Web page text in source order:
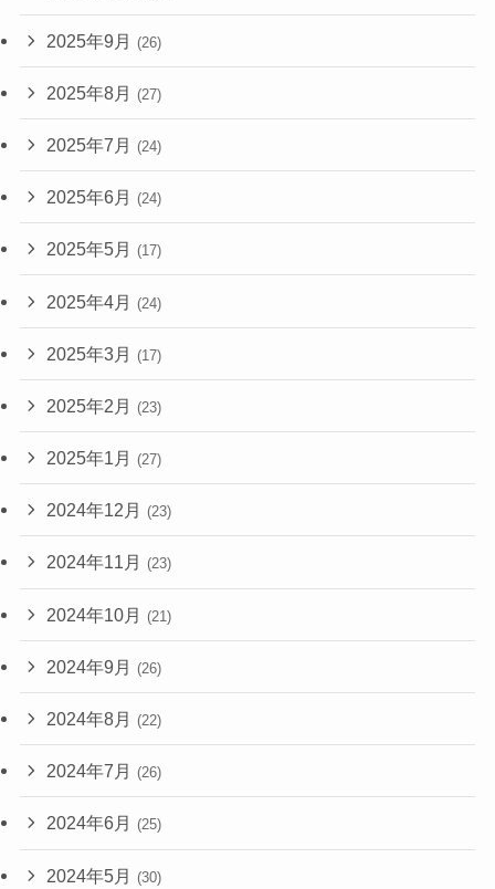
2025年9月 (26)
2025年8月 (27)
2025年7月 (24)
2025年6月 (24)
2025年5月 (17)
2025年4月 (24)
2025年3月 (17)
2025年2月 (23)
2025年1月 (27)
2024年12月 (23)
2024年11月 (23)
2024年10月 (21)
2024年9月 (26)
2024年8月 (22)
2024年7月 (26)
2024年6月 (25)
2024年5月 (30)